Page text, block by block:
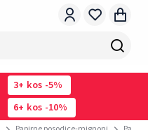
3 kos -5%
6
kos -10%